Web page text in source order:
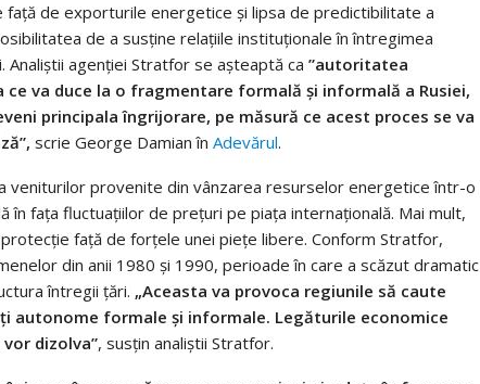
de exporturile energetice şi lipsa de predictibilitate a
de a susţine relaţiile instituţionale în întregimea
agenţiei Stratfor se aşteaptă ca ”autoritatea
ce va duce la o fragmentare formală şi informală a Rusiei,
principala îngrijorare, pe măsură ce acest proces se va
scrie George Damian în Adevărul.
veniturilor provenite din vânzarea resurselor energetice într-o
în faţa fluctuaţiilor de preţuri pe piaţa internaţională. Mai mult,
faţă de forţele unei pieţe libere. Conform Stratfor,
din anii 1980 şi 1990, perioade în care a scăzut dramatic
întregii ţări. „Aceasta va provoca regiunile să caute
autonome formale şi informale. Legăturile economice
dizolva”, susţin analiştii Stratfor.